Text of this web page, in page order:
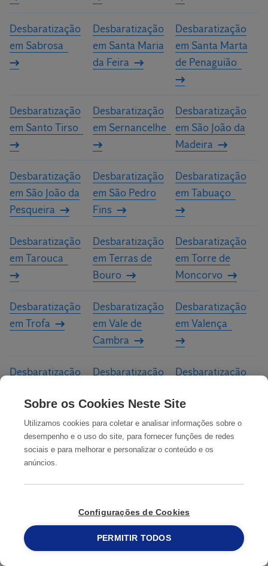
Desbaratização
em Sabrosa
Desbaratização
em Santa Maria
da Feira
Desbaratização
em Santa Marta
de Penaguião
Desbaratização
em Santo Tirso
Desbaratização
em Sernancelhe
Desbaratização
em São João da
Madeira
Desbaratização
em São João da
Pesqueira
Desbaratização
em São Pedro
Fins
Desbaratização
em Tabuaço
Desbaratização
em Tarouca
Desbaratização
em Terras de
Bouro
Desbaratização
em Torre de
Moncorvo
Desbaratização
em Trofa
Desbaratização
em Vale de
Cambra
Desbaratização
em Valença
Desbaratização
Desbaratização
Desbaratização
Castelo
Desbaratização
em Vila Flor
Desbaratização
em Vila Nova da
Desbaratização
em Vila Nova de
em Vila Nova de
Famalicão
em Vila Nova de
Foz Côa
em Vila Nova de
215 913 019
Sobre os Cookies Neste Site
Utilizamos cookies para coletar e analisar informações sobre o
desempenho e o uso do site, para fornecer funções de redes
sociais e para melhorar e personalizar o conteúdo e os
anúncios.
Configurações de Cookies
PERMITIR TODOS